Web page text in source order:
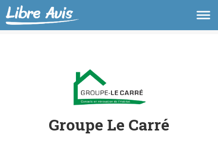
Groupe Le Carré